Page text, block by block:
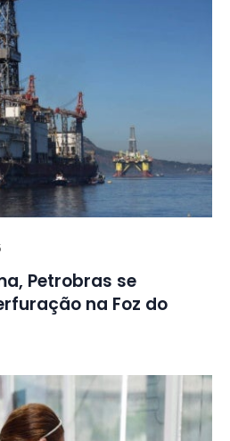
Petrobras se
na Foz do